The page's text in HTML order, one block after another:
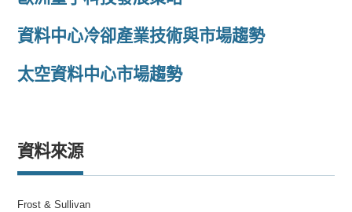
資料中心冷卻產業技術與市場趨勢
太空資料中心市場趨勢
資料來源
Frost & Sullivan